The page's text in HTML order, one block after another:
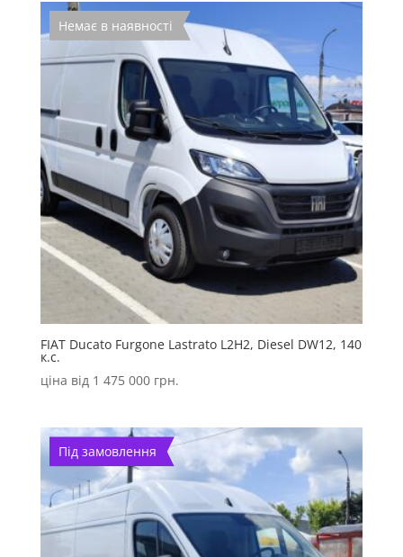
Немає в наявності
FIAT Ducato Furgone Lastrato L2H2, Diesel DW12, 140
к.с.
ціна від 1 475 000 грн.
Під замовлення